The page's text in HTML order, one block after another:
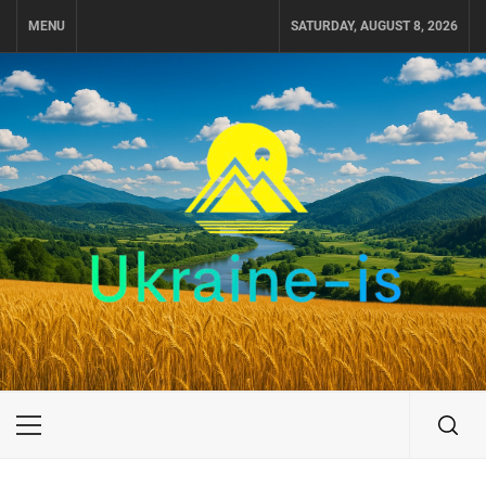
MENU SATURDAY, AUGUST 8, 2026
UKRAINE-IS
ПУТЕШЕСТВИЕ ПО УКРАИНЕ
Primary